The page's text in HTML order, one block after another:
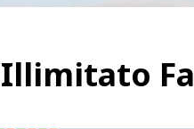
Illimitato